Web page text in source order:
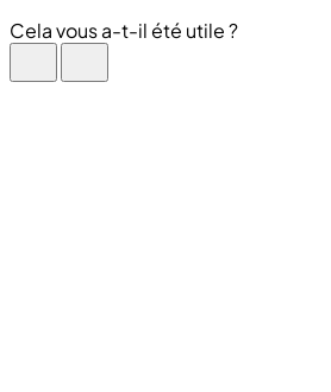
Cela vous a-t-il été utile ?